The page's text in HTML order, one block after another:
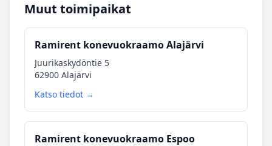
Muut toimipaikat
Ramirent konevuokraamo Alajärvi
Juurikaskydöntie 5
62900 Alajärvi
Katso tiedot →
Ramirent konevuokraamo Espoo